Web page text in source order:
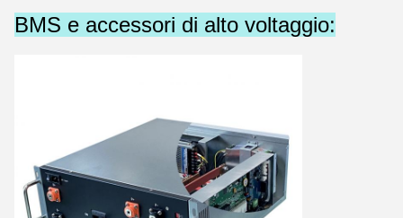
BMS e accessori di alto voltaggio: